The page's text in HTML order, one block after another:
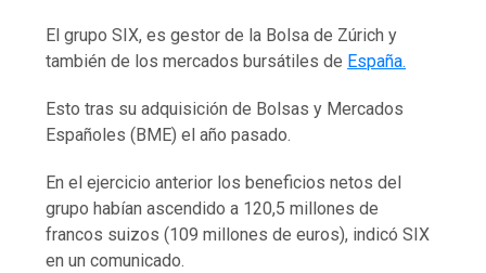
El grupo SIX, es gestor de la Bolsa de Zúrich y
también de los mercados bursátiles de España.
Esto tras su adquisición de Bolsas y Mercados
Españoles (BME) el año pasado.
En el ejercicio anterior los beneficios netos del
grupo habían ascendido a 120,5 millones de
francos suizos (109 millones de euros), indicó SIX
en un comunicado.